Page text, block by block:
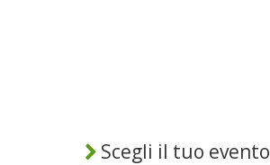
Scegli il tuo evento